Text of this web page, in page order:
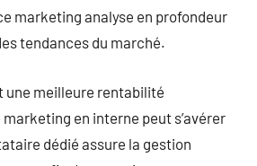
marketing analyse en profondeur
tendances du marché.
une meilleure rentabilité
en interne peut s’avérer
dédié assure la gestion